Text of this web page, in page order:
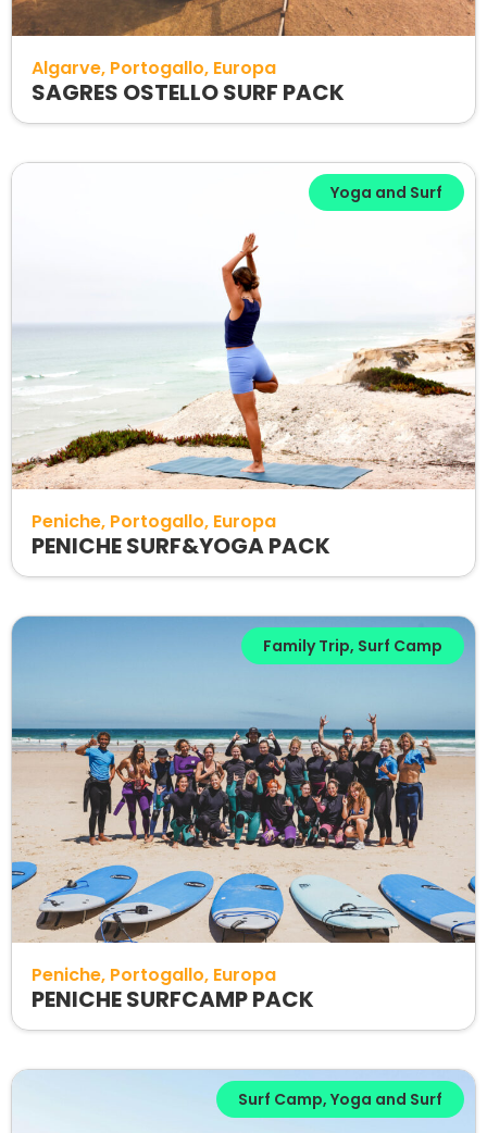
Algarve Portogallo Europa
SAGRES OSTELLO SURF PACK
Yoga and Surf
Peniche Portogallo Europa
PENICHE SURF&YOGA PACK
Family Trip, Surf Camp
Peniche Portogallo Europa
PENICHE SURFCAMP PACK
Surf Camp, Yoga and Surf